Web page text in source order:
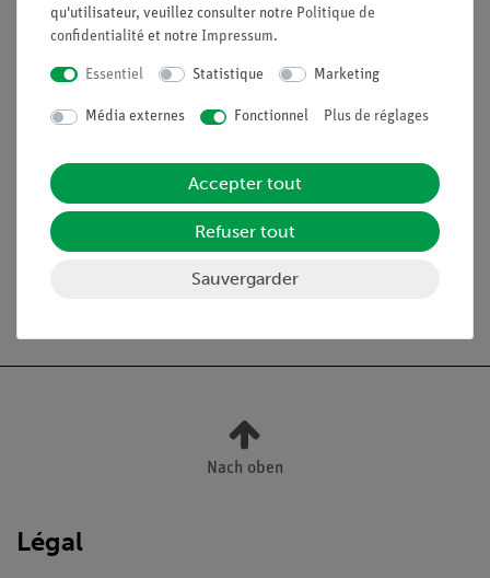
Enseignement simple et apprentissage efficace grâce à
l'utilisation de la documentation interactive disponible
sur les expériences
Médias / Téléchargements
Nach oben
Légal
qu'utilisateur, veuillez consulter notre Politique de
confidentialité et notre Impressum.
Essentiel Statistique Marketing
Média externes Fonctionnel Plus de réglages
Accepter tout
Refuser tout
Sauvergarder